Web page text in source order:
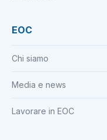
EOC
Chi siamo
Media e news
Lavorare in EOC